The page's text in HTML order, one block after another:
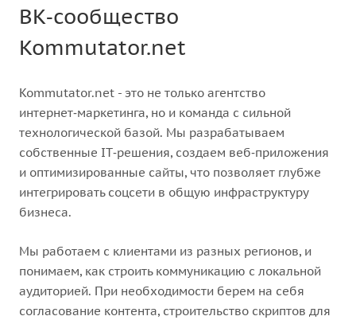
ВК‑сообщество
Kommutator.net
Kommutator.net - это не только агентство
интернет‑маркетинга, но и команда с сильной
технологической базой. Мы разрабатываем
собственные IT‑решения, создаем веб‑приложения
и оптимизированные сайты, что позволяет глубже
интегрировать соцсети в общую инфраструктуру
бизнеса.
Мы работаем с клиентами из разных регионов, и
понимаем, как строить коммуникацию с локальной
аудиторией. При необходимости берем на себя
согласование контента, строительство скриптов для